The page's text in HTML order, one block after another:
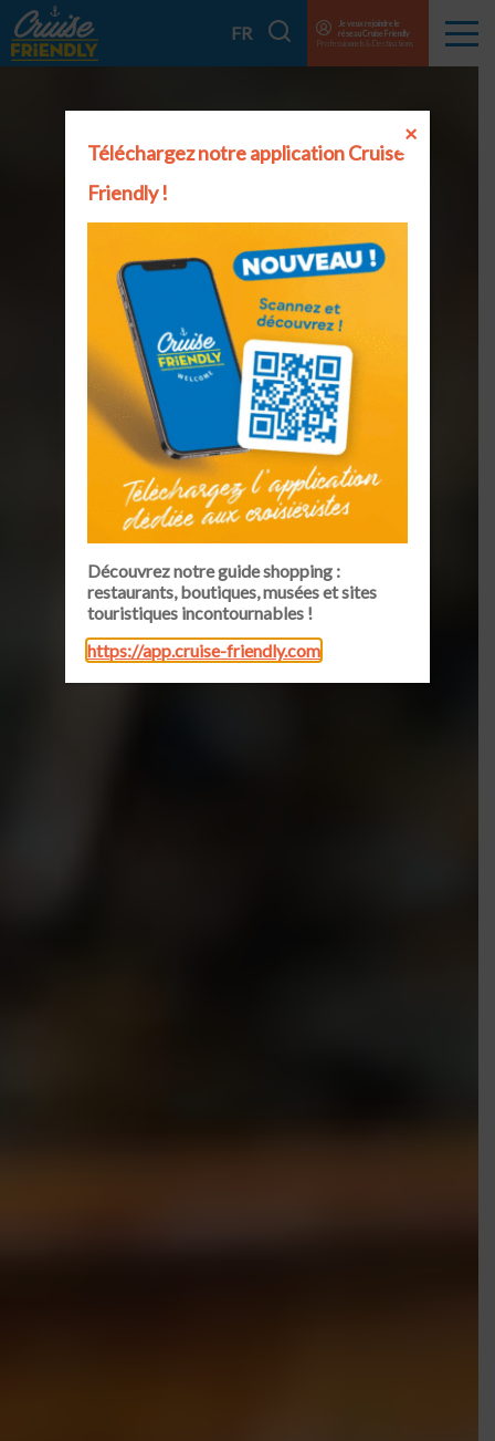
Cruise
Friendly
FR
EN
Je veux rejoindre le
réseau Cruise Friendly
Professionnels & Destinations
Menu
Téléchargez notre application Cruise
Friendly !
Découvrez notre guide shopping :
restaurants, boutiques, musées et sites
touristiques incontournables !
https://app.cruise-friendly.com
×